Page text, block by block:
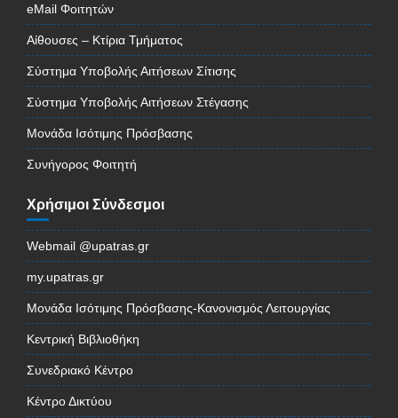
eMail Φοιτητών
Αίθουσες – Κτίρια Τμήματος
Σύστημα Υποβολής Αιτήσεων Σίτισης
Σύστημα Υποβολής Αιτήσεων Στέγασης
Μονάδα Ισότιμης Πρόσβασης
Συνήγορος Φοιτητή
Χρήσιμοι Σύνδεσμοι
Webmail @upatras.gr
my.upatras.gr
Μονάδα Ισότιμης Πρόσβασης-Κανονισμός Λειτουργίας
Κεντρική Βιβλιοθήκη
Συνεδριακό Κέντρο
Κέντρο Δικτύου